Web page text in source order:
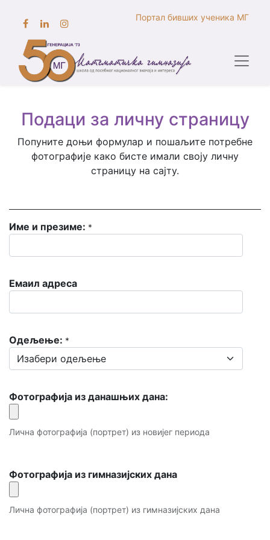
Портал бивших ученика МГ
Подаци за личну страницу
Попуните доњи формулар и пошаљите потребне
фотографије како бисте имали своју личну
страницу на сајту.
Име и презиме: *
Емаил адреса
Одељење: *
Фотографија из данашњих дана:
Лична фотографија (портрет) из новијег периода
Фотографија из гимназијских дана
Лична фотографија (портрет) из гимназијских дана